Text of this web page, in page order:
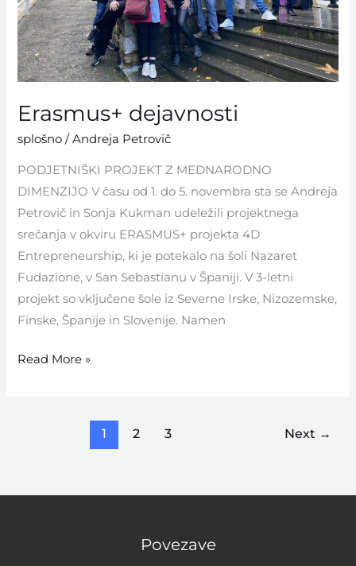
Erasmus+ dejavnosti
splošno /Andreja Petrovič
PODJETNIŠKI PROJEKT Z MEDNARODNO
DIMENZIJO V času od 1. do 5. novembra sta se Andreja
Petrovič in Sonja Kukman udeležili projektnega
srečanja v okviru ERASMUS+ projekta 4D
Entrepreneurship, ki je potekalo na šoli Nazaret
Fudazione, v San Sebastianu v Španiji. V 3-letni
projekt so vključene šole iz Severne Irske, Nizozemske,
Finske, Španije in Slovenije. Namen
Read More »
1 2 3 Next →
Povezave